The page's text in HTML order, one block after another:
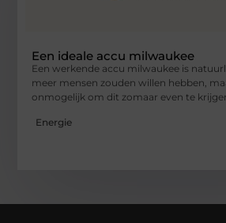
Een ideale accu milwaukee
Een werkende accu milwaukee is
meer mensen zouden willen hebben,
onmogelijk om dit zomaar even te
Energie